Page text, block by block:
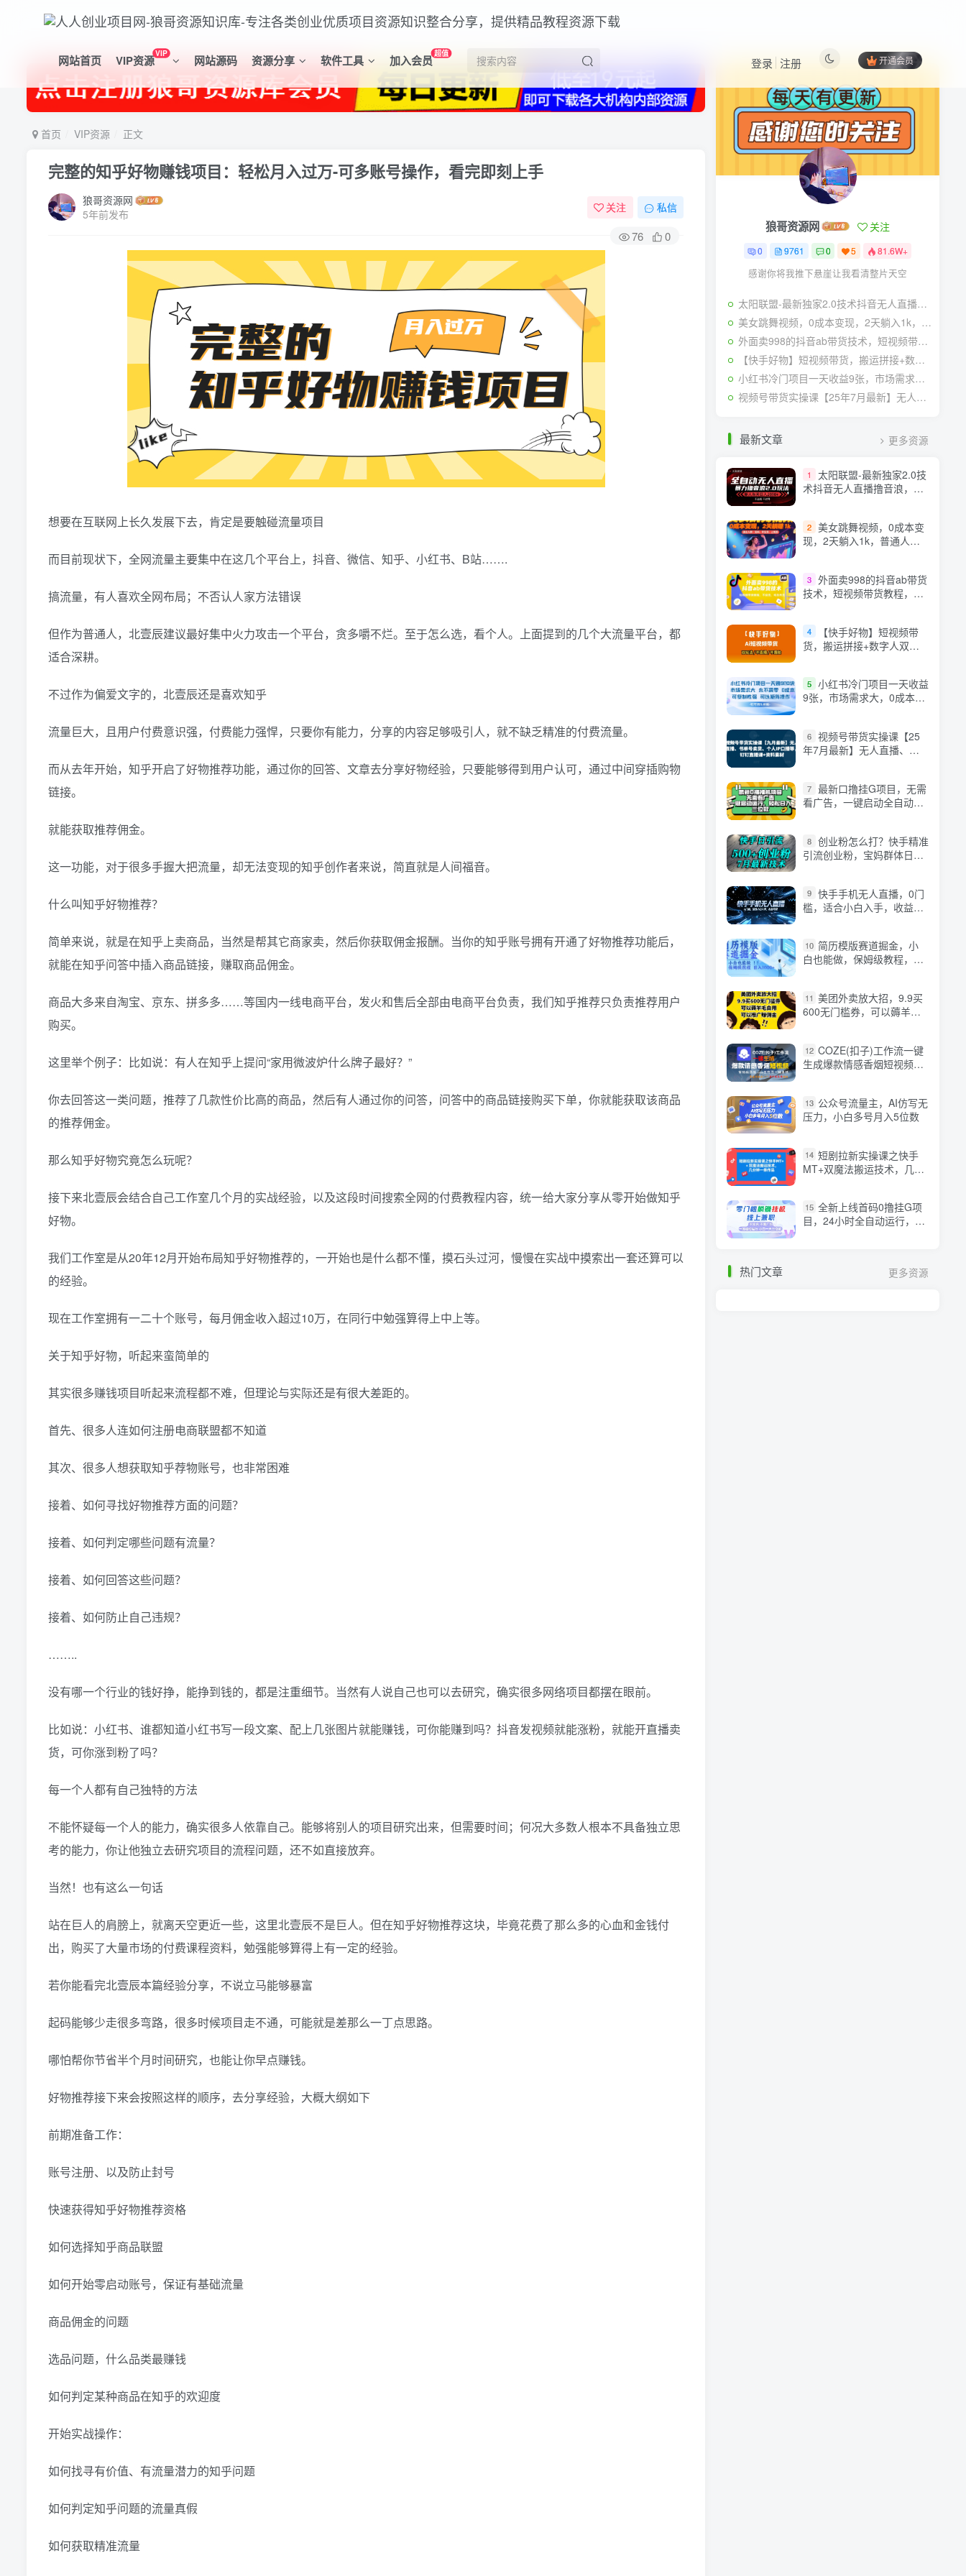
网站首页 VIP资源VIP 网站源码 资源分享 软件工具 加入会员超值
开通会员
登录 注册
首页 VIP资源 正文
完整的知乎好物赚钱项目：轻松月入过万-可多账号操作，看完即刻上手
狼哥资源网
5年前发布
关注 私信
76 0
想要在互联网上长久发展下去，肯定是要触碰流量项目
而目前现状下，全网流量主要集中在这几个平台上，抖音、微信、知乎、小红书、B站…….
搞流量，有人喜欢全网布局；不否认人家方法错误
但作为普通人，北壹辰建议最好集中火力攻击一个平台，贪多嚼不烂。至于怎么选，看个人。上面提到的几个大流量平台，都
适合深耕。
不过作为偏爱文字的，北壹辰还是喜欢知乎
流量巨大，且用户付费意识强，付费能力强悍，只要你有能力，分享的内容足够吸引人，就不缺乏精准的付费流量。
而从去年开始，知乎开启了好物推荐功能，通过你的回答、文章去分享好物经验，只要能够得到用户认可，通过中间穿插购物
链接。
就能获取推荐佣金。
这一功能，对于很多手握大把流量，却无法变现的知乎创作者来说，简直就是人间福音。
什么叫知乎好物推荐？
简单来说，就是在知乎上卖商品，当然是帮其它商家卖，然后你获取佣金报酬。当你的知乎账号拥有开通了好物推荐功能后，
就能在知乎问答中插入商品链接，赚取商品佣金。
商品大多来自淘宝、京东、拼多多……等国内一线电商平台，发火和售后全部由电商平台负责，我们知乎推荐只负责推荐用户
购买。
这里举个例子：比如说：有人在知乎上提问“家用微波炉什么牌子最好？”
你去回答这一类问题，推荐了几款性价比高的商品，然后有人通过你的问答，问答中的商品链接购买下单，你就能获取该商品
的推荐佣金。
那么知乎好物究竟怎么玩呢？
接下来北壹辰会结合自己工作室几个月的实战经验，以及这段时间搜索全网的付费教程内容，统一给大家分享从零开始做知乎
好物。
我们工作室是从20年12月开始布局知乎好物推荐的，一开始也是什么都不懂，摸石头过河，慢慢在实战中摸索出一套还算可以
的经验。
现在工作室拥有一二十个账号，每月佣金收入超过10万，在同行中勉强算得上中上等。
关于知乎好物，听起来蛮简单的
其实很多赚钱项目听起来流程都不难，但理论与实际还是有很大差距的。
首先、很多人连如何注册电商联盟都不知道
其次、很多人想获取知乎荐物账号，也非常困难
接着、如何寻找好物推荐方面的问题？
接着、如何判定哪些问题有流量？
接着、如何回答这些问题？
接着、如何防止自己违规？
……..
没有哪一个行业的钱好挣，能挣到钱的，都是注重细节。当然有人说自己也可以去研究，确实很多网络项目都摆在眼前。
比如说：小红书、谁都知道小红书写一段文案、配上几张图片就能赚钱，可你能赚到吗？抖音发视频就能涨粉，就能开直播卖
货，可你涨到粉了吗？
每一个人都有自己独特的方法
不能怀疑每一个人的能力，确实很多人依靠自己。能够将别人的项目研究出来，但需要时间；何况大多数人根本不具备独立思
考的能力，你让他独立去研究项目的流程问题，还不如直接放弃。
当然！也有这么一句话
站在巨人的肩膀上，就离天空更近一些，这里北壹辰不是巨人。但在知乎好物推荐这块，毕竟花费了那么多的心血和金钱付
出，购买了大量市场的付费课程资料，勉强能够算得上有一定的经验。
若你能看完北壹辰本篇经验分享，不说立马能够暴富
起码能够少走很多弯路，很多时候项目走不通，可能就是差那么一丁点思路。
哪怕帮你节省半个月时间研究，也能让你早点赚钱。
好物推荐接下来会按照这样的顺序，去分享经验，大概大纲如下
前期准备工作：
账号注册、以及防止封号
快速获得知乎好物推荐资格
如何选择知乎商品联盟
如何开始零启动账号，保证有基础流量
商品佣金的问题
选品问题，什么品类最赚钱
如何判定某种商品在知乎的欢迎度
开始实战操作：
如何找寻有价值、有流量潜力的知乎问题
如何判定知乎问题的流量真假
如何获取精准流量
热门文章 更多资源
狼哥资源网 关注
0 9761 0 5 81.6W+
感谢你将我推下悬崖让我看清整片天空
太阳联盟-最新独家2.0技术抖音无人直播撸音浪，黑科技全自动运行，低门槛，新手当天日入2k+【揭秘】
美女跳舞视频，0成本变现，2天躺入1k，普通人也能放大挣【揭秘】
外面卖998的抖音ab带货技术，短视频带货教程，不投流，纯自然流
【快手好物】短视频带货，搬运拼接+数字人双玩法，操作简单，会玩手机就行
小红书冷门项目一天收益9张，市场需求大，0成本，可复制性强可以矩阵操作
视频号带货实操课【25年7月最新】无人直播、书单号卖货、个人IP口播等，钉钉直播课+资料素材
最新文章 更多资源
1
太阳联盟-最新独家2.0技
术抖音无人直播撸音浪，黑
2 美女跳舞视频，0成本变
现，2天躺入1k，普通人也
3 外面卖998的抖音ab带货
技术，短视频带货教程，不
4
【快手好物】短视频带
货，搬运拼接+数字人双玩
5 小红书冷门项目一天收益
9张，市场需求大，0成本，
6 视频号带货实操课【25
年7月最新】无人直播、书
7 最新口撸挂G项目，无需
看广告，一键启动全自动运
8 创业粉怎么打？快手精准
引流创业粉，宝妈群体日进
9 快手手机无人直播，0门
槛，适合小白入手，收益可
10 简历模版赛道掘金，小
白也能做，保姆级教程，日
11 美团外卖放大招，9.9买
600无门槛券，可以薅羊毛
12 COZE(扣子)工作流一键
生成爆款情感香烟短视频，
13 公众号流量主，AI仿写无
压力，小白多号月入5位数
14 短剧拉新实操课之快手
MT+双魔法搬运技术，几分
15 全新上线首码0撸挂G项
目，24小时全自动运行，，
热门文章 更多资源